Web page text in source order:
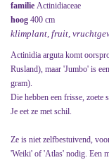
familie Actinidiaceae
hoog 400 cm
klimplant, fruit,
Actinidia arguta komt
Rusland), maar 'Jumbo' is
gram).
Die hebben een frisse, zoete
Je eet ze met schil.
Ze is niet zelfbestuivend,
'Weiki' of 'Atlas' nodig. Een